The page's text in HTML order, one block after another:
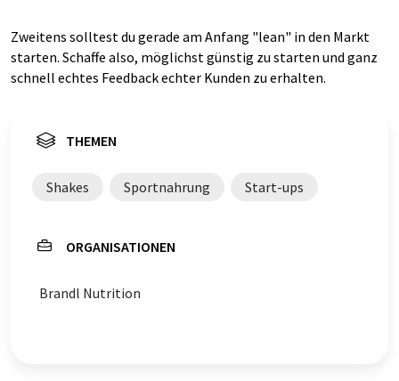
Zweitens solltest du gerade am Anfang "lean" in den Markt
starten. Schaffe also, möglichst günstig zu starten und ganz
schnell echtes Feedback echter Kunden zu erhalten.
THEMEN
Shakes Sportnahrung Start-ups
ORGANISATIONEN
Brandl Nutrition